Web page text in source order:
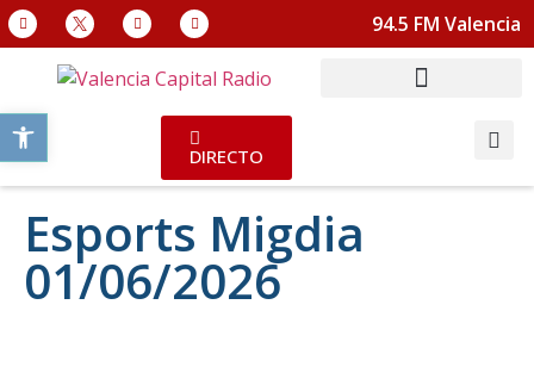
Abrir barra de herramientas
94.5 FM Valencia
DIRECTO
Esports Migdia
01/06/2026